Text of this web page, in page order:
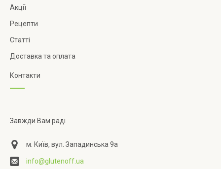
Акції
Рецепти
Статті
Доставка та оплата
Контакти
Завжди Вам раді
м. Київ, вул. Западинська 9а
info@glutenoff.ua